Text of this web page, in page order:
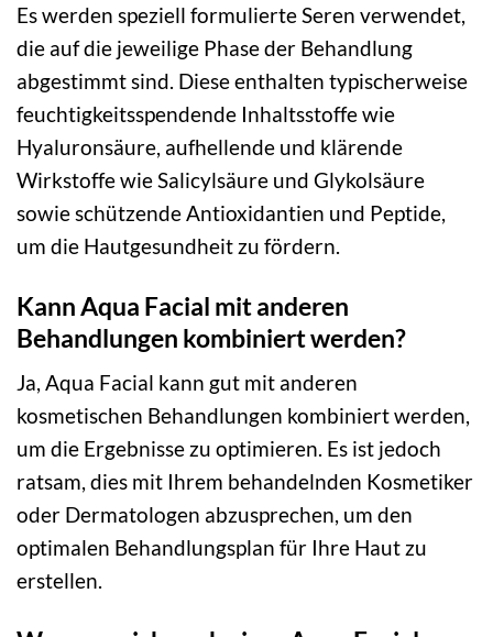
Es werden speziell formulierte Seren verwendet,
die auf die jeweilige Phase der Behandlung
abgestimmt sind. Diese enthalten typischerweise
feuchtigkeitsspendende Inhaltsstoffe wie
Hyaluronsäure, aufhellende und klärende
Wirkstoffe wie Salicylsäure und Glykolsäure
sowie schützende Antioxidantien und Peptide,
um die Hautgesundheit zu fördern.
Kann Aqua Facial mit anderen
Behandlungen kombiniert werden?
Ja, Aqua Facial kann gut mit anderen
kosmetischen Behandlungen kombiniert werden,
um die Ergebnisse zu optimieren. Es ist jedoch
ratsam, dies mit Ihrem behandelnden Kosmetiker
oder Dermatologen abzusprechen, um den
optimalen Behandlungsplan für Ihre Haut zu
erstellen.